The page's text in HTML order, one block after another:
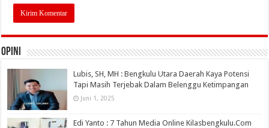
OPINI
Lubis, SH, MH : Bengkulu Utara Daerah Kaya Potensi
Tapi Masih Terjebak Dalam Belenggu Ketimpangan
Juni 1, 2025
Edi Yanto : 7 Tahun Media Online Kilasbengkulu.Com